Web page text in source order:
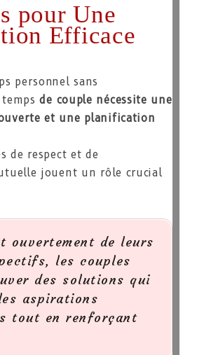
pour Une
Efficace
personnel sans
tempsde couple nécessite une
et une planification
de respect et de
jouent un rôle crucial
ouvertement de leurs
les couples
des solutions qui
aspirations
tout en renforçant